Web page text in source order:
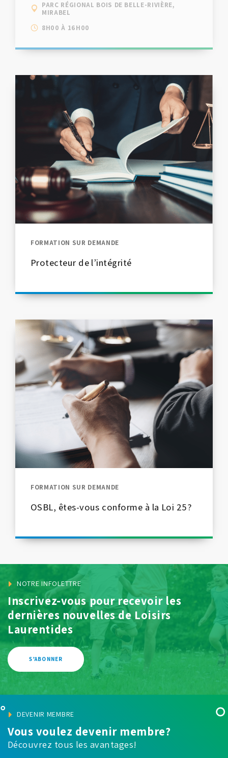
PARC RÉGIONAL BOIS DE BELLE-RIVIÈRE,
MIRABEL
8H00 À 16H00
FORMATION SUR DEMANDE
Protecteur de l’intégrité
FORMATION SUR DEMANDE
OSBL, êtes-vous conforme à la Loi 25?
NOTRE INFOLETTRE
Inscrivez-vous pour recevoir les
dernières nouvelles de Loisirs
Laurentides
S’ABONNER
DEVENIR MEMBRE
Vous voulez devenir membre?
Découvrez tous les avantages!